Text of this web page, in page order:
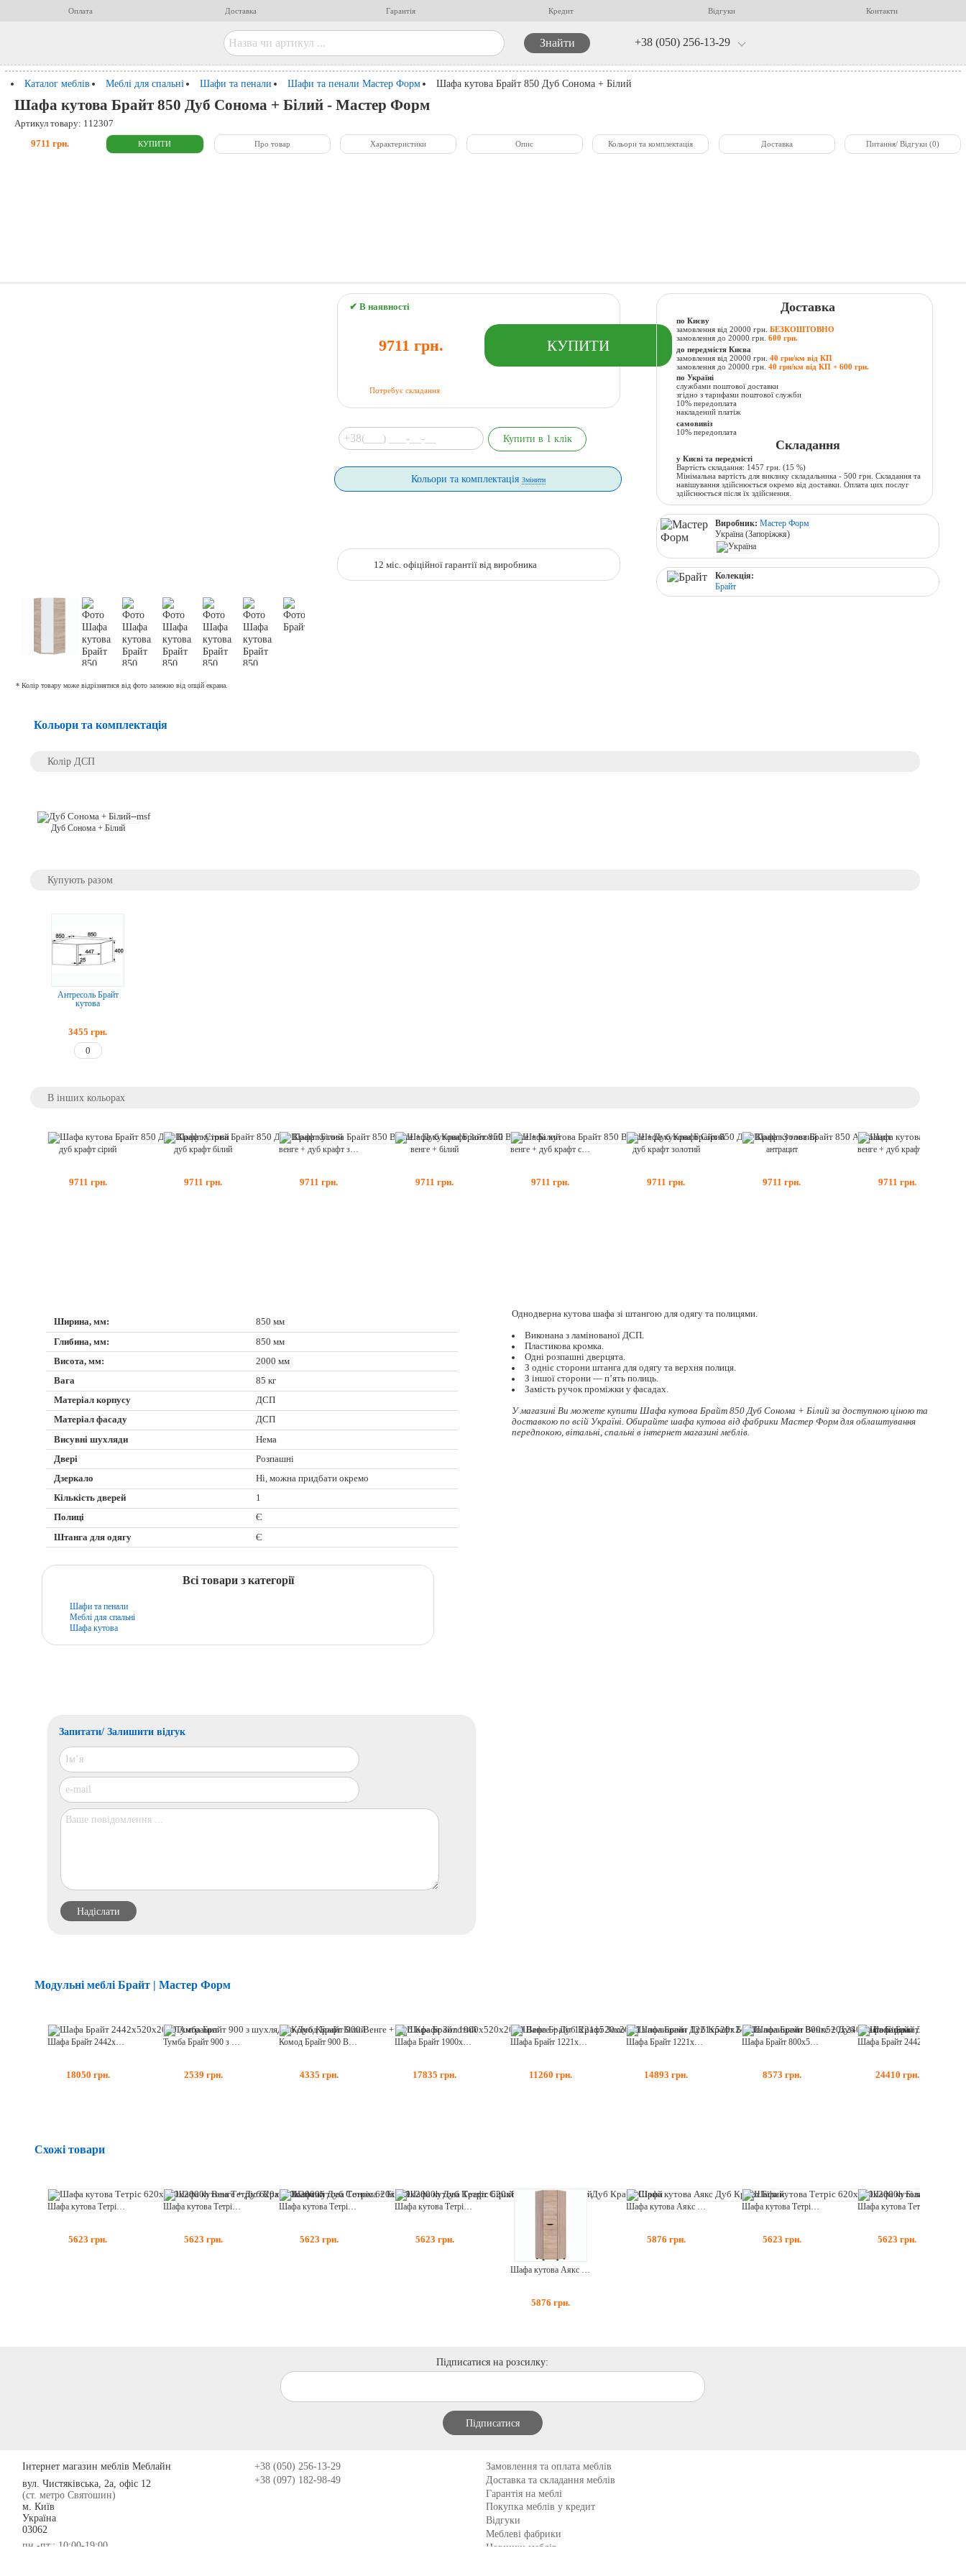
Оплата Доставка Гарантія Кредит Відгуки Контакти
+38 (050) 256-13-29
Каталог меблів Меблі для спальні Шафи та пенали Шафи та пенали Мастер Форм Шафа кутова Брайт 850 Дуб Сонома + Білий
Шафа кутова Брайт 850 Дуб Сонома + Білий - Мастер Форм
Артикул товару: 112307
9711 грн. Про товар Характеристики Опис Кольори та комплектація Доставка Питання/ Відгуки (0)
* Колір товару може відрізнятися від фото залежно від опцій екрана.
✔ В наявності
9711 грн.
Потребує складання
Кольори та комплектація Змінити
12 міс. офіційної гарантії від виробника
Доставка
по Києву
замовлення від 20000 грн. БЕЗКОШТОВНО
замовлення до 20000 грн. 600 грн.
до передмістя Києва
замовлення від 20000 грн. 40 грн/км від КП
замовлення до 20000 грн. 40 грн/км від КП + 600 грн.
по Україні
службами поштової доставки
згідно з тарифами поштової служби
10% передоплата
накладений платіж
самовивіз
10% передоплата
Складання
у Києві та передмісті
Вартість складання: 1457 грн. (15 %)
Мінімальна вартість для виклику складальника - 500 грн. Складання та
навішування здійснюється окремо від доставки. Оплата цих послуг
здійснюється після їх здійснення.
Виробник: Мастер Форм
Україна (Запоріжжя)
Колекція:
Брайт
Кольори та комплектація
Колір ДСП
Дуб Сонома + Білий
Купують разом
Антресоль Брайт
кутова
3455 грн.
В інших кольорах
дуб крафт сірий
9711 грн.
дуб крафт білий
9711 грн. 9711 грн.
венге + білий
9711 грн. 9711 грн.
дуб крафт золотий
9711 грн.
антрацит
9711 грн. 9711 грн.
Ширина, мм:
850 мм
Глибина, мм:
850 мм
Висота, мм:
2000 мм
Вага
85 кг
Матеріал корпусу
ДСП
Матеріал фасаду
ДСП
Висувні шухляди
Нема
Двері
Розпашні
Дзеркало
Ні, можна придбати окремо
Кількість дверей
1
Полиці
Є
Штанга для одягу
Є
Всі товари з категорії
Шафи та пенали
Меблі для спальні
Шафа кутова
Однодверна кутова шафа зі штангою для одягу та полицями.
Виконана з ламінованої ДСП.
Пластикова кромка.
Одні розпашні дверцята.
З одніє сторони штанга для одягу та верхня полиця.
З іншої сторони — п’ять полиць.
Замість ручок проміжки у фасадах.
У магазині Ви можете купити Шафа кутова Брайт 850 Дуб Сонома + Білий за доступною ціною та
доставкою по всій Україні. Обирайте шафа кутовавід фабрики Мастер Форм для облаштування
передпокою, вітальні, спальні в інтернет магазині меблів.
Запитати/ Залишити відгук
Модульні меблі Брайт | Мастер Форм
18050 грн. 2539 грн. 4335 грн. 17835 грн. 11260 грн.
Шафа Брайт 1221х520х2400 з полицями Венге + Дуб Крафт Сірий
14893 грн.
Шафа Брайт 800х520х2400 з полицями Дуб Сонома
8573 грн. 24410 грн.
Схожі товари
5623 грн. 5623 грн. 5623 грн. 5623 грн.
5876 грн.
5876 грн.
Шафа кутова Тетріс 620х620х2000h Білий
5623 грн. 5623 грн.
Підписатися на розсилку:
Інтернет магазин меблів Меблайн
вул. Чистяківська, 2а, офіс 12
(ст. метро Святошин)
м. Київ
Україна
03062
пн.-пт.: 10:00-19:00
+38 (050) 256-13-29
+38 (097) 182-98-49
Замовлення та оплата меблів
Доставка та складання меблів
Гарантія на меблі
Покупка меблів у кредит
Відгуки
Меблеві фабрики
Новинки меблів